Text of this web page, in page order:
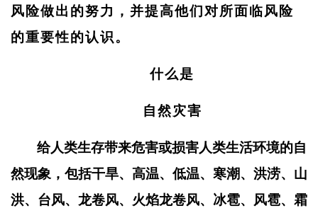
风险做出的努力，并提高他们对所面临风险
的重要性的认识。
什么是
自然灾害
给人类生存带来危害或损害人类生活环境的自
然现象，包括干旱、高温、低温、寒潮、洪涝、山
洪、台风、龙卷风、火焰龙卷风、冰雹、风雹、霜